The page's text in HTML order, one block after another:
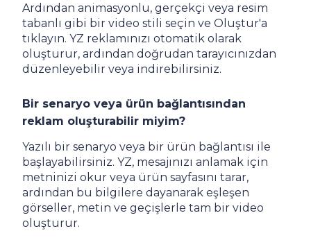
Ardından animasyonlu, gerçekçi veya resim
tabanlı gibi bir video stili seçin ve Oluştur'a
tıklayın. YZ reklamınızı otomatik olarak
oluşturur, ardından doğrudan tarayıcınızdan
düzenleyebilir veya indirebilirsiniz.
Bir senaryo veya ürün bağlantısından
reklam oluşturabilir miyim?
Yazılı bir senaryo veya bir ürün bağlantısı ile
başlayabilirsiniz. YZ, mesajınızı anlamak için
metninizi okur veya ürün sayfasını tarar,
ardından bu bilgilere dayanarak eşleşen
görseller, metin ve geçişlerle tam bir video
oluşturur.